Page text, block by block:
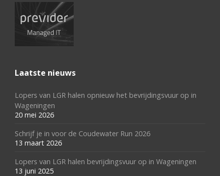
Laatste nieuws
Lopers van LGR halen opnieuw het bevrijdingsvuur op in
Wageningen
20 mei 2026
Schrijf je in voor de Coudewater Run 2026
13 maart 2026
Lopers van LGR halen bevrijdingsvuur op in Wageningen
13 juni 2025